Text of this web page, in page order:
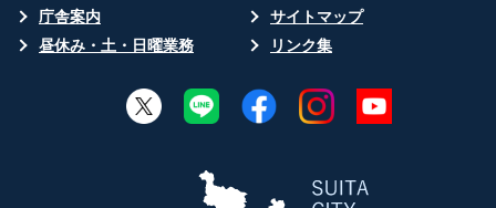
庁舎案内
サイトマップ
昼休み・土・日曜業務
リンク集